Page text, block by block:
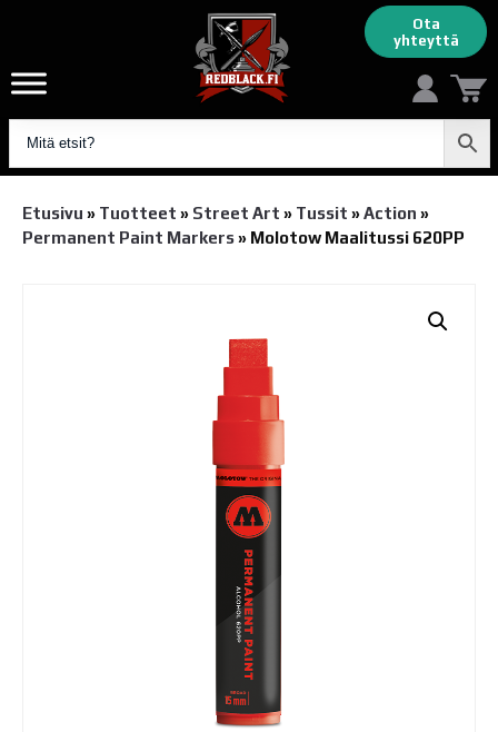
Ota
yhteyttä
Etusivu » Tuotteet » Street Art » Tussit » Action »
Permanent Paint Markers» Molotow Maalitussi 620PP